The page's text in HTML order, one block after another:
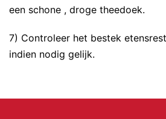
een schone , droge theedoek.
7) Controleer het bestek
indien nodig gelijk.